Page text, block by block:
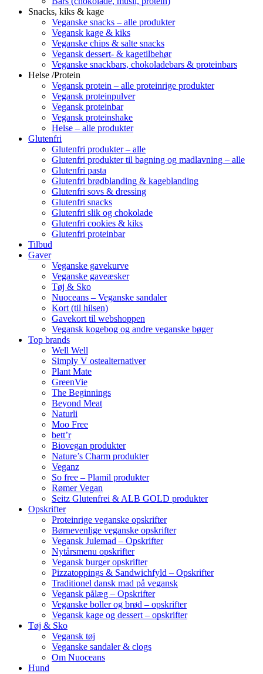
Snacks, kiks & kage
Veganske snacks – alle produkter
Vegansk kage & kiks
Veganske chips & salte snacks
Vegansk dessert- & kagetilbehør
Veganske snackbars, chokoladebars & proteinbars
Helse /Protein
Vegansk protein – alle proteinrige produkter
Vegansk proteinpulver
Vegansk proteinbar
Vegansk proteinshake
Helse – alle produkter
Glutenfri
Glutenfri produkter – alle
Glutenfri produkter til bagning og madlavning – alle
Glutenfri pasta
Glutenfri brødblanding & kageblanding
Glutenfri sovs & dressing
Glutenfri snacks
Glutenfri slik og chokolade
Glutenfri cookies & kiks
Glutenfri proteinbar
Tilbud
Gaver
Veganske gavekurve
Veganske gaveæsker
Tøj & Sko
Nuoceans – Veganske sandaler
Kort (til hilsen)
Gavekort til webshoppen
Vegansk kogebog og andre veganske bøger
Top brands
Well Well
Simply V ostealternativer
Plant Mate
GreenVie
The Beginnings
Beyond Meat
Naturli
Moo Free
bett’r
Biovegan produkter
Nature’s Charm produkter
Veganz
So free – Plamil produkter
Rømer Vegan
Seitz Glutenfrei & ALB GOLD produkter
Opskrifter
Proteinrige veganske opskrifter
Børnevenlige veganske opskrifter
Vegansk Julemad – Opskrifter
Nytårsmenu opskrifter
Vegansk burger opskrifter
Pizzatoppings & Sandwichfyld – Opskrifter
Traditionel dansk mad på vegansk
Vegansk pålæg – Opskrifter
Veganske boller og brød – opskrifter
Vegansk kage og dessert – opskrifter
Tøj & Sko
Vegansk tøj
Veganske sandaler & clogs
Om Nuoceans
Hund